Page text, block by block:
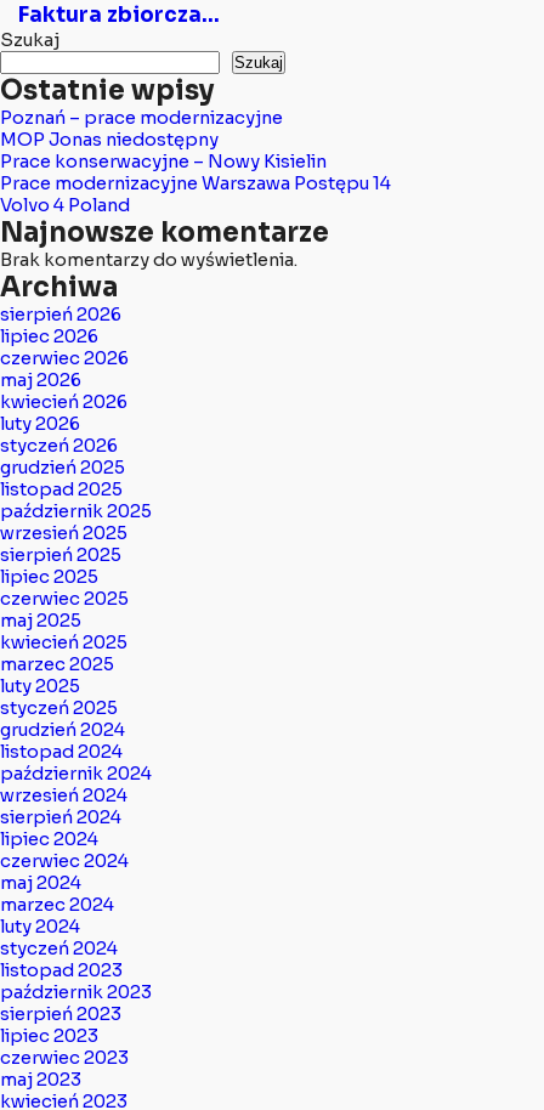
Faktura zbiorcza...
Szukaj
Szukaj
Ostatnie wpisy
Poznań – prace modernizacyjne
MOP Jonas niedostępny
Prace konserwacyjne – Nowy Kisielin
Prace modernizacyjne Warszawa Postępu 14
Volvo 4 Poland
Najnowsze komentarze
Brak komentarzy do wyświetlenia.
Archiwa
sierpień 2026
lipiec 2026
czerwiec 2026
maj 2026
kwiecień 2026
luty 2026
styczeń 2026
grudzień 2025
listopad 2025
październik 2025
wrzesień 2025
sierpień 2025
lipiec 2025
czerwiec 2025
maj 2025
kwiecień 2025
marzec 2025
luty 2025
styczeń 2025
grudzień 2024
listopad 2024
październik 2024
wrzesień 2024
sierpień 2024
lipiec 2024
czerwiec 2024
maj 2024
marzec 2024
luty 2024
styczeń 2024
listopad 2023
październik 2023
sierpień 2023
lipiec 2023
czerwiec 2023
maj 2023
kwiecień 2023